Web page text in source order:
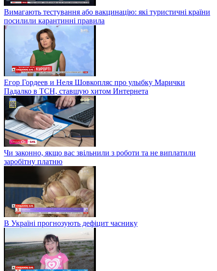
Вимагають тестування або вакцинацію: які туристичні країни
посилили карантинні правила
Егор Гордеев и Неля Шовкопляс про улыбку Марички
Падалко в ТСН, ставшую хитом Интернета
Чи законно, якщо вас звільнили з роботи та не виплатили
заробітну платню
В Україні прогнозують дефіцит часнику